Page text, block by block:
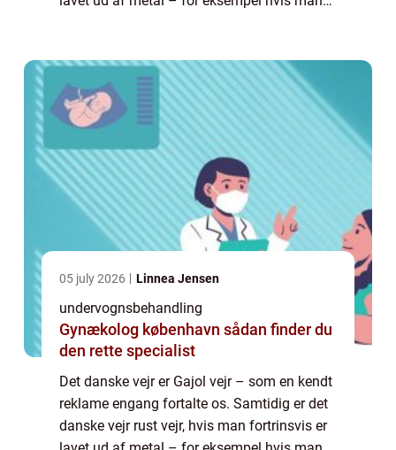
05 july 2026 Linnea Jensen
undervognsbehandling
Gynækolog københavn sådan finder du
den rette specialist
Det danske vejr er Gajol vejr – som en kendt
reklame engang fortalte os. Samtidig er det
danske vejr rust vejr, hvis man fortrinsvis er